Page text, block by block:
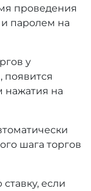
проведения
паролем на
у
появится
нажатия на
шага торгов
если